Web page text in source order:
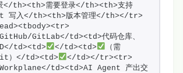
</th><th>需要登录</th><th>支持
写入</th><th>版本管理</th></tr>
GitLab</td><td>代码仓库、
td><td>
</td><td>
（需
）</td><td>
</td></tr><tr>
td><td>AI Agent 产出交